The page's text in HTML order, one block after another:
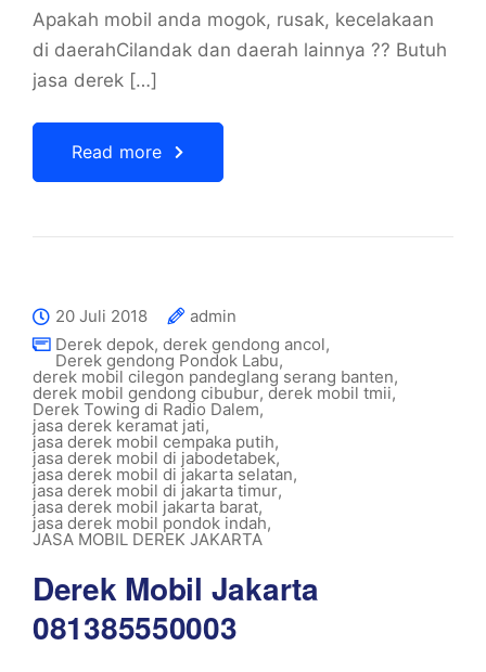
Apakah mobil anda mogok, rusak, kecelakaan
di daerahCilandak dan daerah lainnya ?? Butuh
jasa derek […]
Read more
20 Juli 2018
admin
Derek depok, derek gendong ancol,
Derek gendong Pondok Labu,
derek mobil cilegon pandeglang serang banten,
derek mobil gendong cibubur, derek mobil tmii,
Derek Towing di Radio Dalem,
jasa derek keramat jati,
jasa derek mobil cempaka putih,
jasa derek mobil di jabodetabek,
jasa derek mobil di jakarta selatan,
jasa derek mobil di jakarta timur,
jasa derek mobil jakarta barat,
jasa derek mobil pondok indah,
JASA MOBIL DEREK JAKARTA
Derek Mobil Jakarta
081385550003